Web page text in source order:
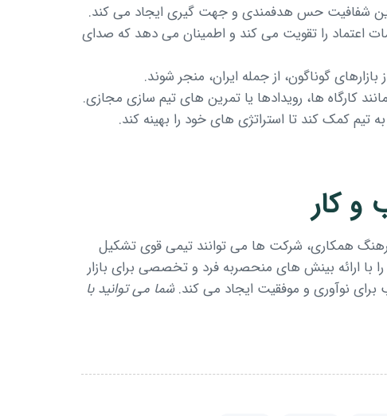
شفافیت حس هدفمندی و جهت گیری ایجاد می کند.
اعتماد را تقویت می کند و اطمینان می دهد که صدای
گوناگون، از جمله ایران، منجر شوند.
کارگاه ها، رویدادها یا تمرین های تیم سازی مجازی.
تیم کمک کند تا استراتژی های خود را بهینه کند.
کار
همکاری، شرکت ها می توانند تیمی قوی تشکیل
با ارائه بینش های منحصربه فرد و تخصصی برای بازار
برای نوآوری و موفقیت ایجاد می کند.شما می توانید با